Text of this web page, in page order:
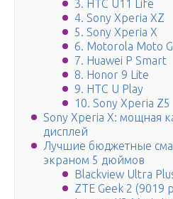
3. HTC U11 Life
4. Sony Xperia XZ
5. Sony Xperia X
6. Motorola Moto
7. Huawei P Smart
8. Honor 9 Lite
9. HTC U Play
10. Sony Xperia Z5
Sony Xperia X: мощная
дисплей
Лучшие бюджетные
экраном 5 дюймов
Blackview Ultra
ZTE Geek 2 (9019